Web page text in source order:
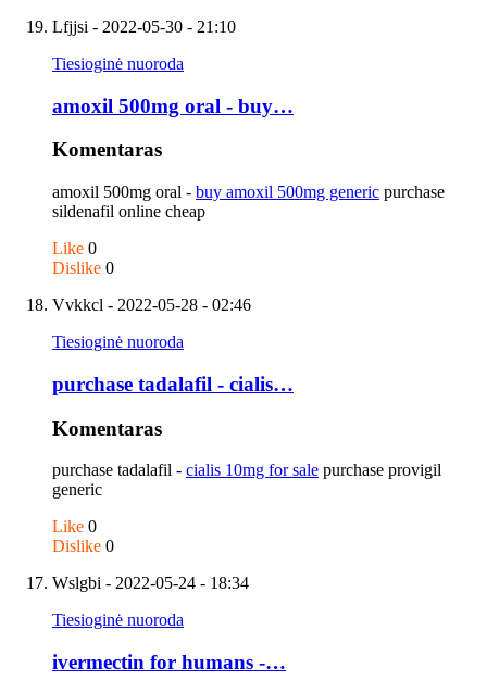
Lfjjsi - 2022-05-30 - 21:10
Tiesioginė nuoroda
amoxil 500mg oral - buy…
Komentaras
amoxil 500mg oral - buy amoxil 500mg generic purchase
sildenafil online cheap
Like 0
Dislike 0
Vvkkcl - 2022-05-28 - 02:46
Tiesioginė nuoroda
purchase tadalafil - cialis…
Komentaras
purchase tadalafil - cialis 10mg for sale purchase provigil
generic
Like 0
Dislike 0
Wslgbi - 2022-05-24 - 18:34
Tiesioginė nuoroda
ivermectin for humans -…